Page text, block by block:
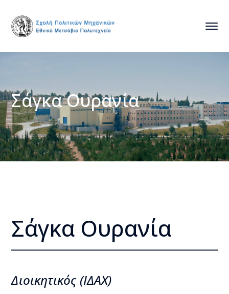
Σάγκα Ουρανία
Σάγκα Ουρανία
Διοικητικός (ΙΔΑΧ)